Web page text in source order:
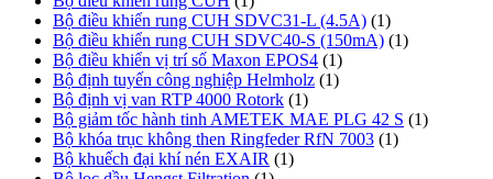
Bộ điều khiển rung CUH SDVC31-L (4.5A) (1)
Bộ điều khiển rung CUH SDVC40-S (150mA) (1)
Bộ điều khiển vị trí số Maxon EPOS4 (1)
Bộ định tuyến công nghiệp Helmholz (1)
Bộ định vị van RTP 4000 Rotork (1)
Bộ giảm tốc hành tinh AMETEK MAE PLG 42 S (1)
Bộ khóa trục không then Ringfeder RfN 7003 (1)
Bộ khuếch đại khí nén EXAIR (1)